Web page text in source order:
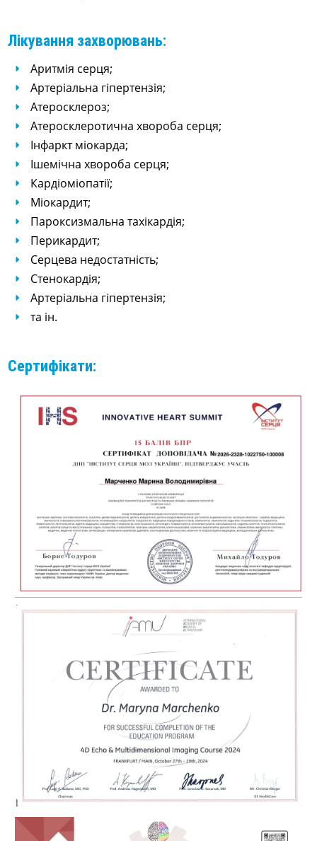
Лікування захворювань:
Аритмія серця;
Артеріальна гіпертензія;
Атеросклероз;
Атеросклеротична хвороба серця;
Інфаркт міокарда;
Ішемічна хвороба серця;
Кардіоміопатії;
Міокардит;
Пароксизмальна тахікардія;
Перикардит;
Серцева недостатність;
Стенокардія;
Артеріальна гіпертензія;
та ін.
Сертифікати: